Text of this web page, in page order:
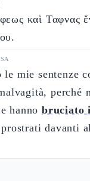
καὶ Ταφνας
le mie sentenze
perché
e hannobruciato
davanti